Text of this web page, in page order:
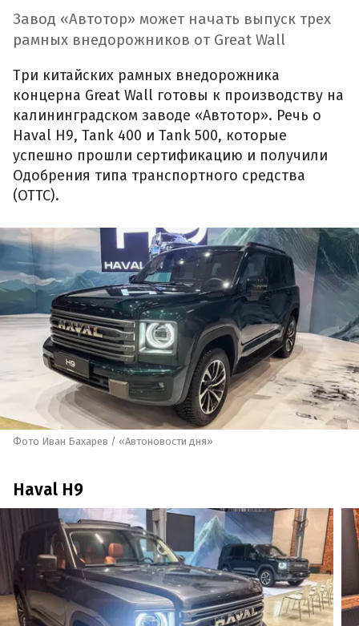
Завод «Автотор» может начать выпуск трех
рамных внедорожников от Great Wall
Три китайских рамных внедорожника
концерна Great Wall готовы к производству на
калининградском заводе «Автотор». Речь о
Haval H9, Tank 400 и Tank 500, которые
успешно прошли сертификацию и получили
Одобрения типа транспортного средства
(ОТТС).
Фото Иван Бахарев / «Автоновости дня»
Haval H9